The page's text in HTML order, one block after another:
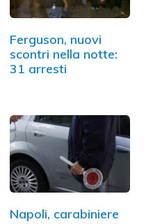
Ferguson, nuovi
scontri nella notte:
31 arresti
Napoli, carabiniere